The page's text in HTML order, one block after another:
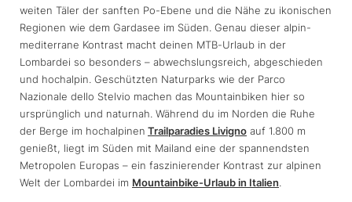
weiten Täler der sanften Po-Ebene und die Nähe zu ikonischen
Regionen wie dem Gardasee im Süden. Genau dieser alpin-
mediterrane Kontrast macht deinen MTB-Urlaub in der
Lombardei so besonders – abwechslungsreich, abgeschieden
und hochalpin. Geschützten Naturparks wie der Parco
Nazionale dello Stelvio machen das Mountainbiken hier so
ursprünglich und naturnah. Während du im Norden die Ruhe
der Berge im hochalpinen Trailparadies Livigno auf 1.800 m
genießt, liegt im Süden mit Mailand eine der spannendsten
Metropolen Europas – ein faszinierender Kontrast zur alpinen
Welt der Lombardei im Mountainbike-Urlaub in Italien.